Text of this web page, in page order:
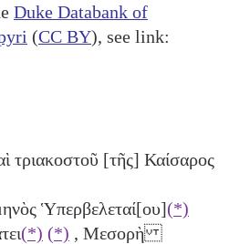
Duke Databank of
(CC BY), see link:
τριακοστοῦ [τῆς] Καίσαρος
Ὑπερβελεταί[ου](*)
(*) (*) , Μεσορὴ